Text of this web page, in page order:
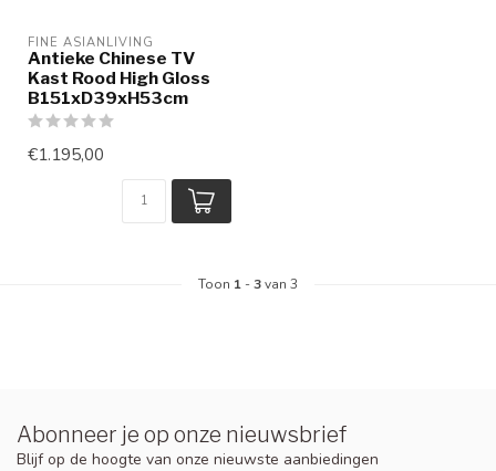
FINE ASIANLIVING
Antieke Chinese TV
Kast Rood High Gloss
B151xD39xH53cm
€1.195,00
Toon 1 -3van 3
Abonneer je op onze nieuwsbrief
Blijf op de hoogte van onze nieuwste aanbiedingen